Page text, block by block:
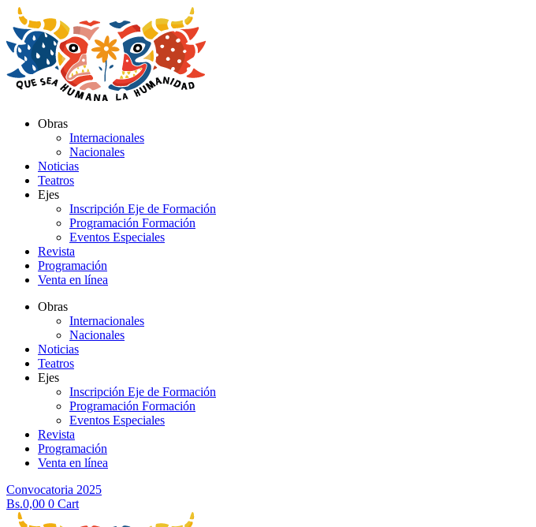
al
contenido
Obras
Internacionales
Nacionales
Noticias
Teatros
Ejes
Inscripción Eje de Formación
Programación Formación
Eventos Especiales
Revista
Programación
Venta en línea
Obras
Internacionales
Nacionales
Noticias
Teatros
Ejes
Inscripción Eje de Formación
Programación Formación
Eventos Especiales
Revista
Programación
Venta en línea
Convocatoria 2025
Bs.0,00 0 Cart